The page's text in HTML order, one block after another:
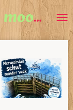
mooiste